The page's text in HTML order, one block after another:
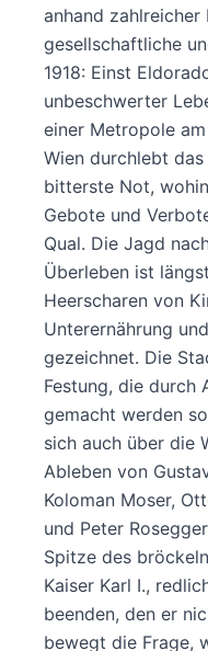
anhand zahlreicher
gesellschaftliche
1918: Einst
unbeschwerter
einer Metropole
Wien durchlebt
bitterste Not,
Gebote und
Qual. Die Jagd
Überleben ist
Heerscharen von
Unterernährung
gezeichnet. Die
Festung, die durch
gemacht werden
sich auch über die
Ableben von
Koloman Moser,
und Peter
Spitze des
Kaiser Karl I.,
beenden, den er
bewegt die Frage,